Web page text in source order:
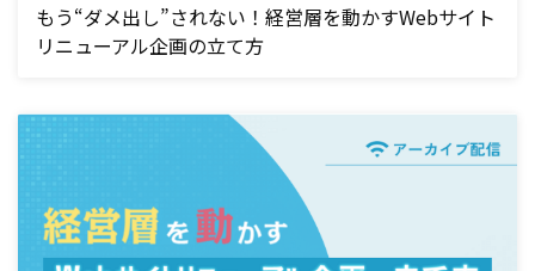
もう“ダメ出し”されない！経営層を動かすWebサイト
リニューアル企画の立て方